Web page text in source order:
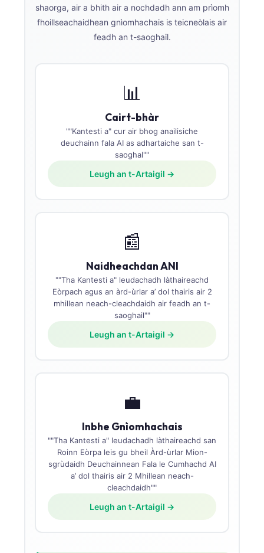
shaorga, air a bhith air a nochdadh ann am prìomh
fhoillseachaidhean gnìomhachais is teicneòlais air
feadh an t-saoghail.
📊
Cairt-bhàr
""Kantesti a" cur air bhog anailisiche
deuchainn fala AI as adhartaiche san t-
saoghal""
Leugh an t-Artaigil →
📰
Naidheachdan ANI
""Tha Kantesti a" leudachadh làthaireachd
Eòrpach agus an àrd-ùrlar a’ dol thairis air 2
mhillean neach-cleachdaidh air feadh an t-
saoghail""
Leugh an t-Artaigil →
💼
Inbhe Gnìomhachais
""Tha Kantesti a" leudachadh làthaireachd san
Roinn Eòrpa leis gu bheil Àrd-ùrlar Mion-
sgrùdaidh Deuchainnean Fala le Cumhachd AI
a’ dol thairis air 2 Mhillean neach-
cleachdaidh""
Leugh an t-Artaigil →